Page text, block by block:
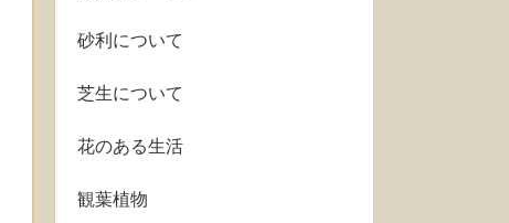
砂利について
芝生について
花のある生活
観葉植物